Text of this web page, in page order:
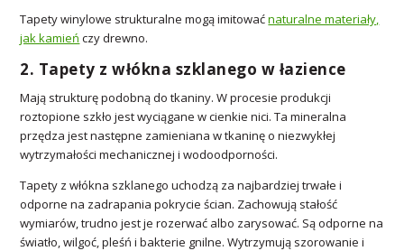
Tapety winylowe strukturalne mogą imitowaćnaturalne materiały,
jak kamień czy drewno.
2. Tapety z włókna szklanego w łazience
Mają strukturę podobną do tkaniny. W procesie produkcji
roztopione szkło jest wyciągane w cienkie nici. Ta mineralna
przędza jest następne zamieniana w tkaninę o niezwykłej
wytrzymałości mechanicznej i wodoodporności.
Tapety z włókna szklanego uchodzą za najbardziej trwałe i
odporne na zadrapania pokrycie ścian. Zachowują stałość
wymiarów, trudno jest je rozerwać albo zarysować. Są odporne na
światło, wilgoć, pleśń i bakterie gnilne. Wytrzymują szorowanie i